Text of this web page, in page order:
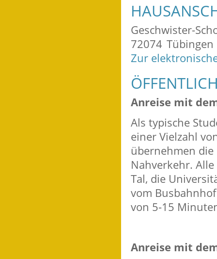
Geschwister-
72074 Tübingen
Zur
Anreise mit
Als typische
einer Vielzahl
übernehmen
Nahverkehr.
Tal, die
vom
von 5-15
Anreise mit